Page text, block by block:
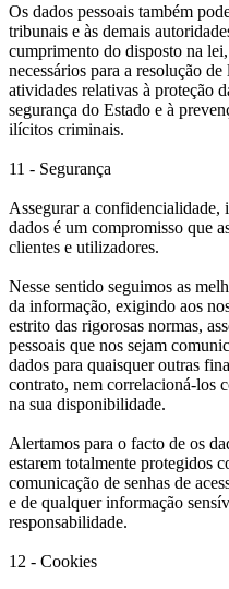
Os dados pessoais também
tribunais e às demais
cumprimento do disposto na
necessários para a resolução
atividades relativas à proteção
segurança do Estado e à
ilícitos criminais.
11 - Segurança
Assegurar a confidencialidade,
dados é um compromisso que
clientes e utilizadores.
Nesse sentido seguimos as
da informação, exigindo aos
estrito das rigorosas normas,
pessoais que nos sejam
dados para quaisquer outras
contrato, nem correlacioná-los
na sua disponibilidade.
Alertamos para o facto de os
estarem totalmente protegidos
comunicação de senhas de
e de qualquer informação
responsabilidade.
12 - Cookies